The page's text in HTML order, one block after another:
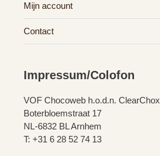
Mijn account
Contact
Impressum/Colofon
VOF Chocoweb h.o.d.n. ClearChox
Boterbloemstraat 17
NL-6832 BL Arnhem
T: +31 6 28 52 74 13